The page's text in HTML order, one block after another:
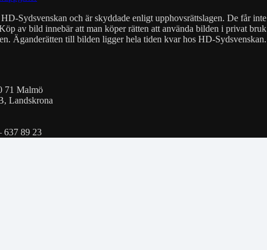
Sydsvenskan och är skyddade enligt upphovsrättslagen. De får inte
av bild innebär att man köper rätten att använda bilden i privat bruk
Äganderätten till bilden ligger hela tiden kvar hos HD-Sydsvenskan.
71 Malmö
Landskrona
637 89 23